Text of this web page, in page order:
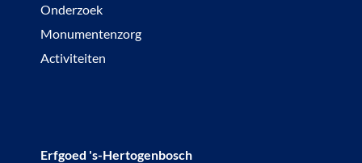
Onderzoek
Monumentenzorg
Activiteiten
Erfgoed 's-Hertogenbosch